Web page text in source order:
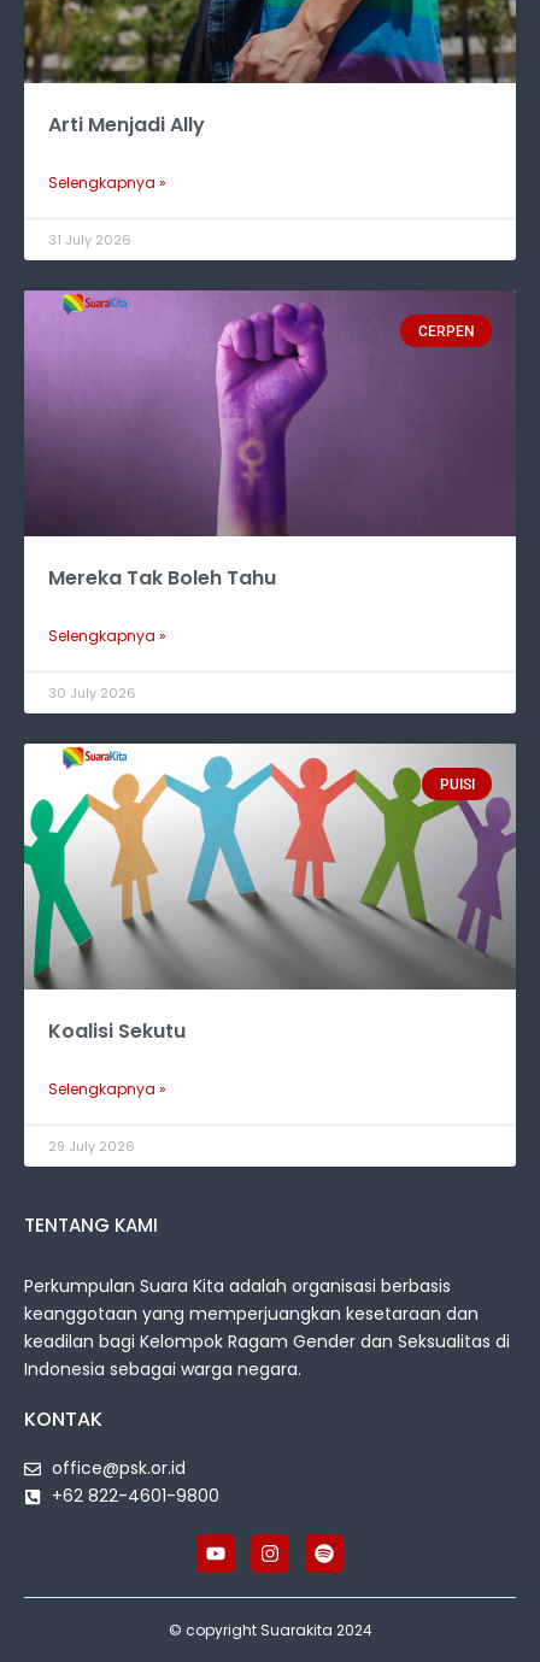
Arti Menjadi Ally
Selengkapnya »
31 July 2026
CERPEN
Mereka Tak Boleh Tahu
Selengkapnya »
30 July 2026
PUISI
Koalisi Sekutu
Selengkapnya »
29 July 2026
TENTANG KAMI
Perkumpulan Suara Kita adalah organisasi berbasis
keanggotaan yang memperjuangkan kesetaraan dan
keadilan bagi Kelompok Ragam Gender dan Seksualitas di
Indonesia sebagai warga negara.
KONTAK
office@psk.or.id
+62 822-4601-9800
© copyright Suarakita 2024